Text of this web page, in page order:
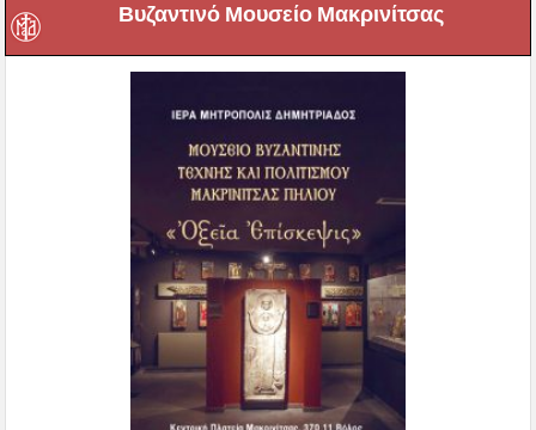
Βυζαντινό Μουσείο Μακρινίτσας